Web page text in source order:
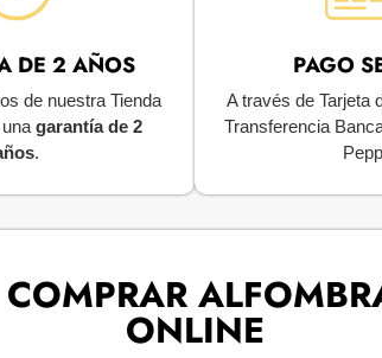
DE 2 AÑOS
de nuestra Tienda
garantía de 2
.
PAGO
A través de Tarjeta
Transferencia
ONLINE